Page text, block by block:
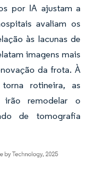
por IA ajustam a
avaliam os
às lacunas de
imagens mais
da frota. À
rotineira, as
remodelar o
de tomografia